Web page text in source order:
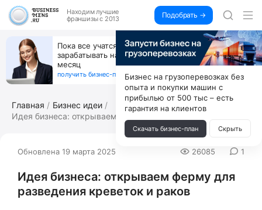
Находим лучшие
франшизы с 2013
Подобрать →
Пока все учатся пользоваться ИИ, вы можете
зарабатывать на их обучении по 500 тыс. каждый
месяц
получить бизнес-план ↓
Главная
Бизнес идеи
Идея бизнеса: открываем ферму для раз...
Обновлена 19 марта 2025 26085 1
Идея бизнеса: открываем ферму для
разведения креветок и раков
Бизнес на грузоперевозках без
опыта и покупки машин с
прибылью от 500 тыс – есть
гарантия на клиентов
Скачать бизнес-план Скрыть